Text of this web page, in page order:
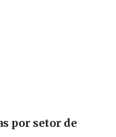
por setor de